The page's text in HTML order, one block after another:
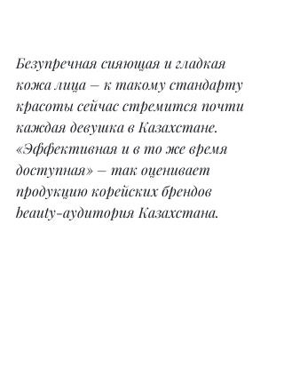
Безупречная сияющая и гладкая
кожа лица – к такому стандарту
красоты сейчас стремится почти
каждая девушка в Казахстане.
«Эффективная и в то же время
доступная» – так оценивает
продукцию корейских брендов
beauty-аудитория Казахстана.